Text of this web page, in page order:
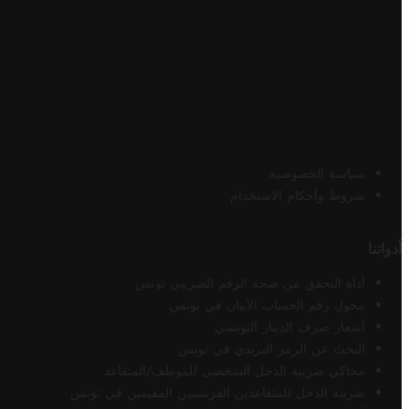
سياسة الخصوصية
شروط وأحكام الاستخدام
أدواتنا
أداة التحقق من صحة الرقم الضريبي تونس
محول رقم الحساب الآيبان في تونس
أسعار صرف الدينار التونسي
البحث عن الرمز البريدي في تونس
محاكي ضريبة الدخل الشخصي للموظف/المتقاعد
ضريبة الدخل للمتقاعدين الفرنسيين المقيمين في تونس